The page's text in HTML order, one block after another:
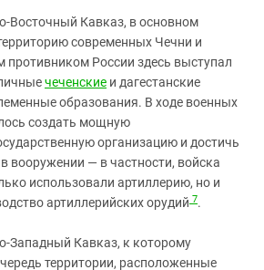
Восточный Кавказ, в основном
современных Чечни и
России здесь выступал
чеченские и дагестанские
образования. В ходе военных
создать мощную
организацию и достичь
вооружении — в частности, войска
использовали артиллерию, но и
артиллерийских орудий 7.
Западный Кавказ, к которому
территории, расположенные